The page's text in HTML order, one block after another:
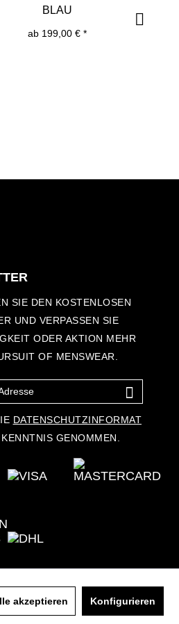
BLAU
ab 199,00 € *
SIE DEN KOSTENLOSEN
UND VERPASSEN SIE
ODER AKTION MEHR
OF MENSWEAR.
DATENSCHUTZINFORMAT
GENOMMEN.
akzeptieren Konfigurieren